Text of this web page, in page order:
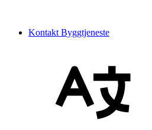
Kontakt Byggtjeneste